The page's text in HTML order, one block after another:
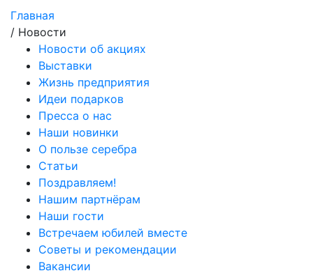
Главная
/ Новости
Новости об акциях
Выставки
Жизнь предприятия
Идеи подарков
Пресса о нас
Наши новинки
О пользе серебра
Статьи
Поздравляем!
Нашим партнёрам
Наши гости
Встречаем юбилей вместе
Советы и рекомендации
Вакансии